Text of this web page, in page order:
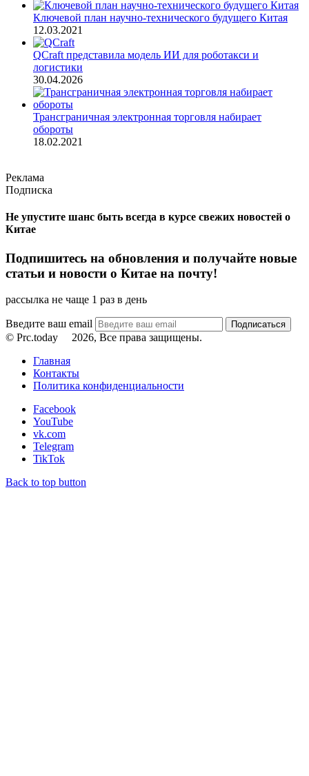
Ключевой план научно-технического будущего Китая
12.03.2021
QCraft представила модель ИИ для роботакси и
логистики
30.04.2026
Трансграничная электронная торговля набирает
обороты
18.02.2021
Реклама
Подписка
Не упустите шанс быть всегда в курсе свежих новостей о
Китае
Подпишитесь на обновления и получайте новые
статьи и новости о Китае на почту!
рассылка не чаще 1 раз в день
Введите ваш email
© Prc.today
2026, Все права защищены.
Главная
Контакты
Политика конфиденциальности
Facebook
YouTube
vk.com
Telegram
TikTok
Back to top button